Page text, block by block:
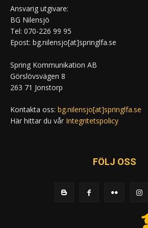
Ansvarig utgivare:
BG Nilensjö
Tel: 070-226 99 95
Epost: bg.nilensjo[at]springlfa.se
Spring Kommunikation AB
Görslövsvägen 8
263 71 Jonstorp
Kontakta oss: bg.nilensjo[at]springlfa.se
Här hittar du vår Integritetspolicy
FÖLJ OSS